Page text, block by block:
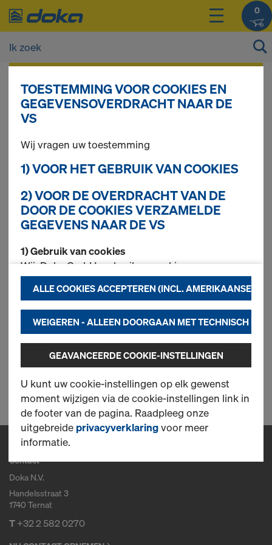
0
inloggenbekijken.
Drager H20 top
1 producten gevonden
Meest gezocht
Doka drager H20 top N
1 producten gevonden
Contact
Doka N.V.
Handelsstraat 3
1740 Ternat
T+32 2 582 0270
TOESTEMMING VOOR COOKIES EN
GEGEVENSOVERDRACHT NAAR DE
VS
Wij vragen uw toestemming
1) VOOR HET GEBRUIK VAN COOKIES
2) VOOR DE OVERDRACHT VAN DE
DOOR DE COOKIES VERZAMELDE
GEGEVENS NAAR DE VS
1) Gebruik van cookies
Wij, Doka GmbH, gebruiken cookies en
toepassingen van derden. Dit helpt ons om een
optimale werking van onze website te garanderen,
met name
om de functionaliteit van onze website
voortdurend te verbeteren (noodzakelijke
cookies),
om vlot winkelen in de Doka online shop
mogelijk te maken (functionele en statistische
cookies) of
om voor u als gebruiker geschikte reclame te
plaatsen op bepaalde platformen (marketing).
Meer informatie over onze cookies vindt u in onze
privacyverklaring
mogelijkheid om uw cookies te selecteren
(geavanceerde cookie-instellingen)
2) Gegevensoverdracht naar de VS
ALLE COOKIES ACCEPTEREN (INCL. AMERIKAANSE
WEIGEREN - ALLEEN DOORGAAN MET TECHNISCH
GEAVANCEERDE COOKIE-INSTELLINGEN
U kunt uw cookie-instellingen op elk gewenst
moment wijzigen via de cookie-instellingen link in
de footer van de pagina. Raadpleeg onze
uitgebreide privacyverklaringvoor meer
informatie.